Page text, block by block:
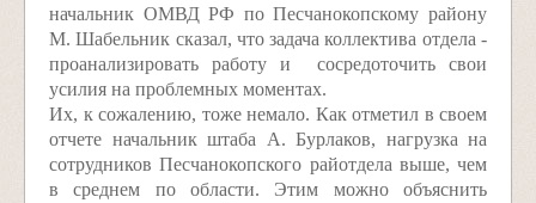
начальник ОМВД РФ по Песчанокопскому району
М. Шабельник сказал, что задача коллектива отдела -
проанализировать работу и сосредоточить свои
усилия на проблемных моментах.
Их, к сожалению, тоже немало. Как отметил в своем
отчете начальник штаба А. Бурлаков, нагрузка на
сотрудников Песчанокопского райотдела выше, чем
в среднем по области. Этим можно объяснить